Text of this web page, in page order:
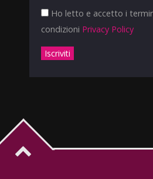
Ho letto e accetto i
condizioni Privacy Policy